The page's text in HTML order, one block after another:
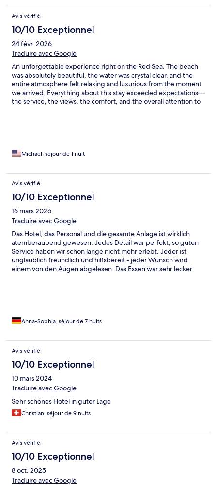
Avis vérifié
10/10 Exceptionnel
24 févr. 2026
Traduire avec Google
An unforgettable experience right on the Red Sea. The beach
was absolutely beautiful, the water was crystal clear, and the
entire atmosphere felt relaxing and luxurious from the moment
we arrived. Everything about this stay exceeded expectations—
the service, the views, the comfort, and the overall attention to
Michael, séjour de 1 nuit
Avis vérifié
10/10 Exceptionnel
16 mars 2026
Traduire avec Google
Das Hotel, das Personal und die gesamte Anlage ist wirklich
atemberaubend gewesen. Jedes Detail war perfekt, so guten
Service haben wir schon lange nicht mehr erlebt. Jeder ist
unglaublich freundlich und hilfsbereit - jeder Wunsch wird
einem von den Augen abgelesen. Das Essen war sehr lecker
Anna-Sophia, séjour de 7 nuits
Avis vérifié
10/10 Exceptionnel
10 mars 2024
Traduire avec Google
Sehr schönes Hotel in guter Lage
Christian, séjour de 9 nuits
Avis vérifié
10/10 Exceptionnel
8 oct. 2025
Traduire avec Google